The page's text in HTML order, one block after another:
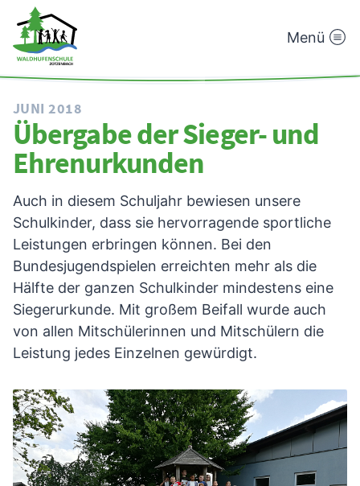
Waldhufenschule
Menü
JUNI 2018
Übergabe der Sieger- und
Ehrenurkunden
Auch in diesem Schuljahr bewiesen unsere
Schulkinder, dass sie hervorragende sportliche
Leistungen erbringen können. Bei den
Bundesjugendspielen erreichten mehr als die
Hälfte der ganzen Schulkinder mindestens eine
Siegerurkunde. Mit großem Beifall wurde auch
von allen Mitschülerinnen und Mitschülern die
Leistung jedes Einzelnen gewürdigt.